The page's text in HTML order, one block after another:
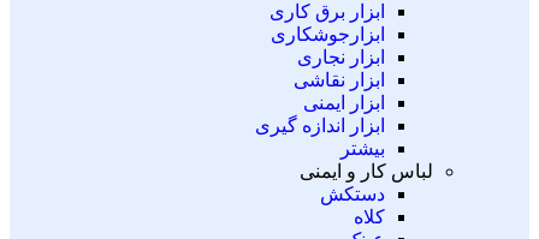
ابزار برق کاری
ابزارجوشکاری
ابزار نجاری
ابزار نقاشی
ابزار ایمنی
ابزار اندازه گیری
بیشتر
لباس کار و ایمنی
دستکش
کلاه